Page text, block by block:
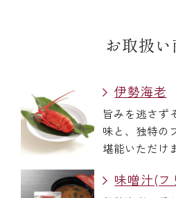
伊勢海老料理一覧
季節限定商品
ご利用ガイド
お取扱い
伊勢海老
旨みを逃さず
味と、独特の
堪能いただけ
味噌汁(フ